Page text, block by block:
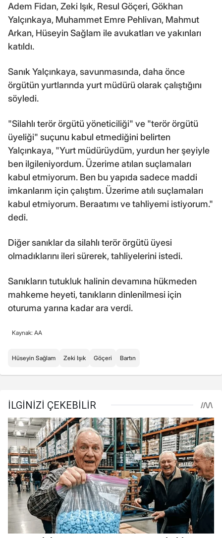
Adem Fidan, Zeki Işık, Resul Göçeri, Gökhan
Yalçınkaya, Muhammet Emre Pehlivan, Mahmut
Arkan, Hüseyin Sağlam ile avukatları ve yakınları
katıldı.
Sanık Yalçınkaya, savunmasında, daha önce
örgütün yurtlarında yurt müdürü olarak çalıştığını
söyledi.
"Silahlı terör örgütü yöneticiliği" ve "terör örgütü
üyeliği" suçunu kabul etmediğini belirten
Yalçınkaya, "Yurt müdürüydüm, yurdun her şeyiyle
ben ilgileniyordum. Üzerime atılan suçlamaları
kabul etmiyorum. Ben bu yapıda sadece maddi
imkanlarım için çalıştım. Üzerime atılı suçlamaları
kabul etmiyorum. Beraatımı ve tahliyemi istiyorum."
dedi.
Diğer sanıklar da silahlı terör örgütü üyesi
olmadıklarını ileri sürerek, tahliyelerini istedi.
Sanıkların tutukluk halinin devamına hükmeden
mahkeme heyeti, tanıkların dinlenilmesi için
oturuma yarına kadar ara verdi.
Kaynak: AA
Hüseyin Sağlam Zeki Işık Göçeri Bartın